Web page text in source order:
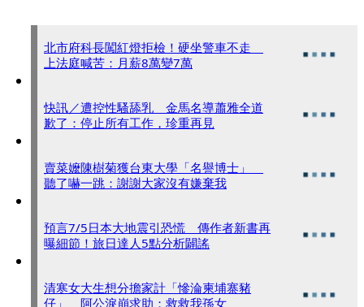
北市府科長闖紅燈拒檢！硬坐警車不走
上法庭喊苦：月薪8萬變7萬
快訊／遭控性騷舔乳 金馬名導蕭雅全道
歉了：停止所有工作，珍重再見
賣菜嬤陳樹菊獲台東大學「名譽博士」
聽了嚇一跳：謝謝大家沒有嫌棄我
預言7/5日本大地震引恐慌 傳作者新書再
曝細節！旅日達人5點分析闢謠
清寒女大生想分擔家計「慘淪柬埔寨豬
仔」 阿公淚崩求助：救救我孫女